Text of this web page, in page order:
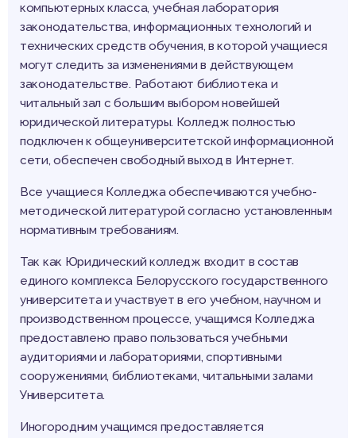
компьютерных класса, учебная лаборатория
законодательства, информационных технологий и
технических средств обучения, в которой учащиеся
могут следить за изменениями в действующем
законодательстве. Работают библиотека и
читальный зал с большим выбором новейшей
юридической литературы. Колледж полностью
подключен к общеуниверситетской информационной
сети, обеспечен свободный выход в Интернет.
Все учащиеся Колледжа обеспечиваются учебно-
методической литературой согласно установленным
нормативным требованиям.
Так как Юридический колледж входит в состав
единого комплекса Белорусского государственного
университета и участвует в его учебном, научном и
производственном процессе, учащимся Колледжа
предоставлено право пользоваться учебными
аудиториями и лабораториями, спортивными
сооружениями, библиотеками, читальными залами
Университета.
Иногородним учащимся предоставляется